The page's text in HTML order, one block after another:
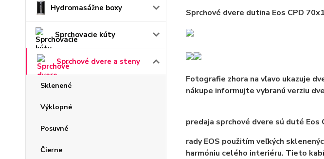
Hydromasážne boxy
Sprchovacie kúty
Sprchové dvere a steny
Sklenené
Výklopné
Posuvné
Čierne
Sprchové dvere dutina Eos CPD
Fotografie zhora na vľavo ukazuje
nákupe informujte vybranú verziu
predaja sprchové dvere sú duté Eos
rady EOS použitím veľkých
harmóniu celého interiéru. Tieto